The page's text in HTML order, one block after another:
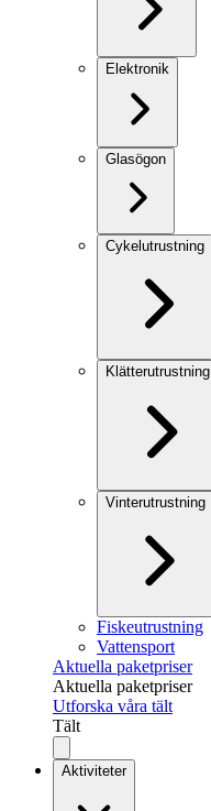
Elektronik
Glasögon
Cykelutrustning
Klätterutrustning
Vinterutrustning
Fiskeutrustning
Vattensport
Aktuella paketpriser
Aktuella paketpriser
Utforska våra tält
Tält
Aktiviteter